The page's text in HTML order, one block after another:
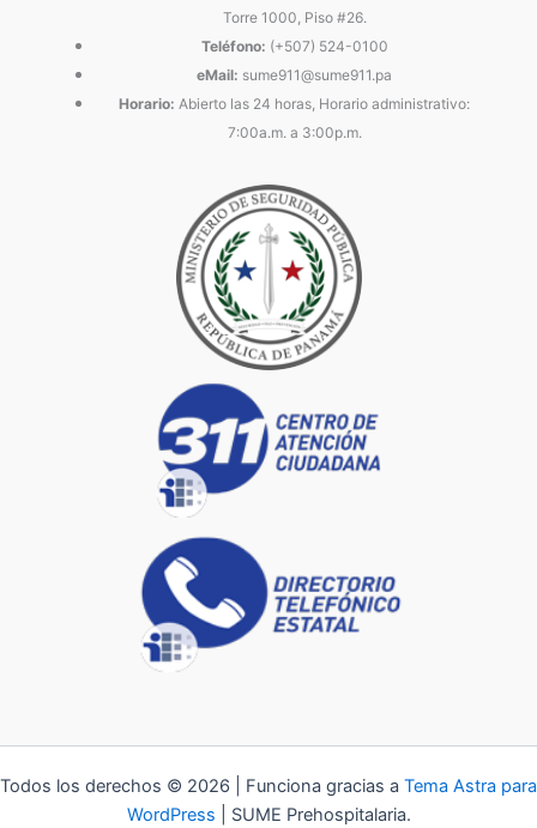
Torre 1000, Piso #26.
Teléfono: (+507) 524-0100
eMail: sume911@sume911.pa
Horario: Abierto las 24 horas, Horario administrativo:
7:00a.m. a 3:00p.m.
Todos los derechos © 2026 | Funciona gracias a Tema Astra para
WordPress | SUME Prehospitalaria.